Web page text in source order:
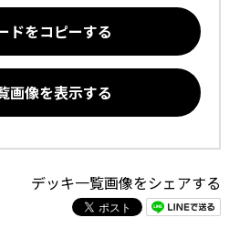
ドをコピーする
画像を表示する
デッキ一覧画像をシェアする